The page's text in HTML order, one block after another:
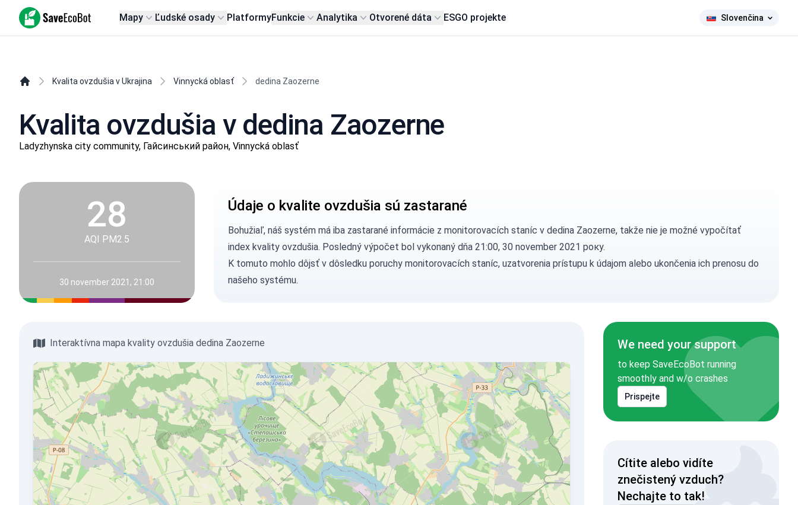
SaveEcoBot Mapy Ľudské osady PlatformyFunkcie Analytika Otvorené dáta ESGO projekte Slovenčina
Kvalita ovzdušia v Ukrajina Vinnycká oblasť dedina Zaozerne
Kvalita ovzdušia v dedina Zaozerne
Ladyzhynska city community, Гайсинський район, Vinnycká oblasť
28
AQI PM2.5
30 november 2021, 21:00
Údaje o kvalite ovzdušia sú zastarané
Bohužiaľ, náš systém má iba zastarané informácie z monitorovacích staníc v dedina Zaozerne, takže nie je možné vypočítať
index kvality ovzdušia. Posledný výpočet bol vykonaný dňa 21:00, 30 november 2021 року.
K tomuto mohlo dôjsť v dôsledku poruchy monitorovacích staníc, uzatvorenia prístupu k údajom alebo ukončenia ich prenosu do
našeho systému.
Interaktívna mapa kvality ovzdušia dedina Zaozerne We need your support
to keep SaveEcoBot running
smoothly and w/o crashes
Prispejte
Cítite alebo vidíte
znečistený vzduch?
Nechajte to tak!